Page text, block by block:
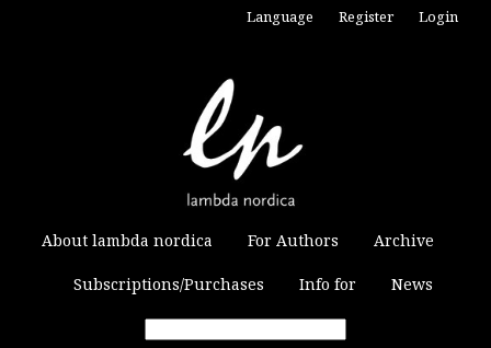
About lambda nordica For Authors Archive
Subscriptions/Purchases Info for News
Language Register Login